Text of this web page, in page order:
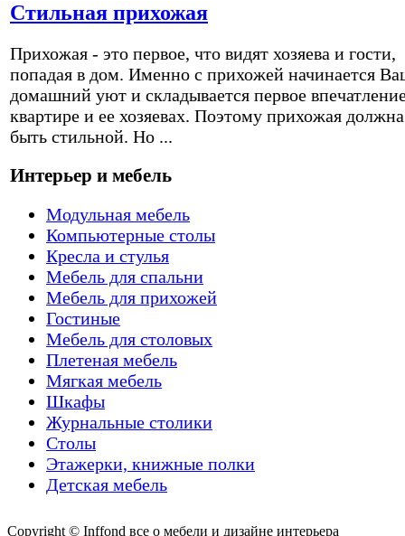
Стильная прихожая
Прихожая - это первое, что видят хозяева и гости,
попадая в дом. Именно с прихожей начинается
домашний уют и складывается первое
квартире и ее хозяевах. Поэтому прихожая должна
быть стильной. Но ...
Интерьер и мебель
Модульная мебель
Компьютерные столы
Кресла и стулья
Мебель для спальни
Мебель для прихожей
Гостиные
Мебель для столовых
Плетеная мебель
Мягкая мебель
Шкафы
Журнальные столики
Столы
Этажерки, книжные полки
Детская мебель
Copyright © Inffond все о мебели и дизайне интерьера